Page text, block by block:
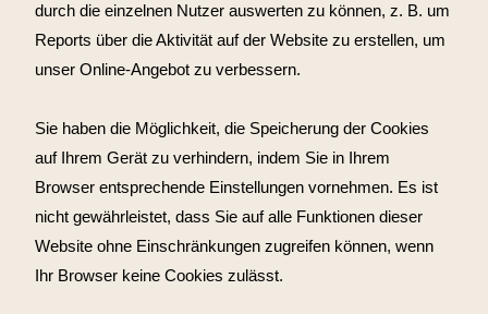
durch die einzelnen Nutzer auswerten zu können, z. B. um
Reports über die Aktivität auf der Website zu erstellen, um
unser Online-Angebot zu verbessern.
Sie haben die Möglichkeit, die Speicherung der Cookies
auf Ihrem Gerät zu verhindern, indem Sie in Ihrem
Browser entsprechende Einstellungen vornehmen. Es ist
nicht gewährleistet, dass Sie auf alle Funktionen dieser
Website ohne Einschränkungen zugreifen können, wenn
Ihr Browser keine Cookies zulässt.